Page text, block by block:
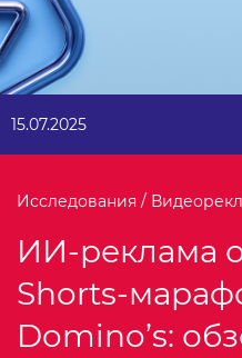
15.07.2025
Исследования /
ИИ-реклама
Shorts-
Domino’s: